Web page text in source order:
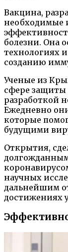
Вакцина,
необходимые
болезни. Она
технологиях
созданию
Ученые из
сфере защиты
разработкой
Ежедневно
которые
будущими
Открытия,
научных
дальнейшим
достижениях